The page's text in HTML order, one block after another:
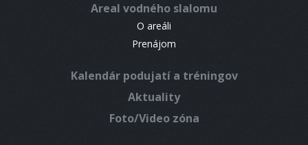
Areal vodného slalomu
O areáli
Prenájom
Kalendár podujatí a tréningov
Aktuality
Foto/Video zóna